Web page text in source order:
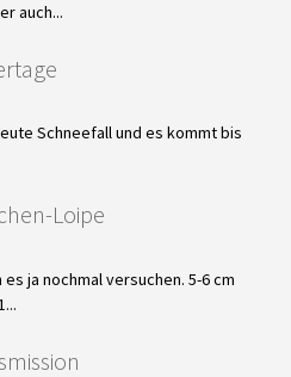
auch...
Schneefall und es kommt bis
Loipe
ja nochmal versuchen. 5-6 cm